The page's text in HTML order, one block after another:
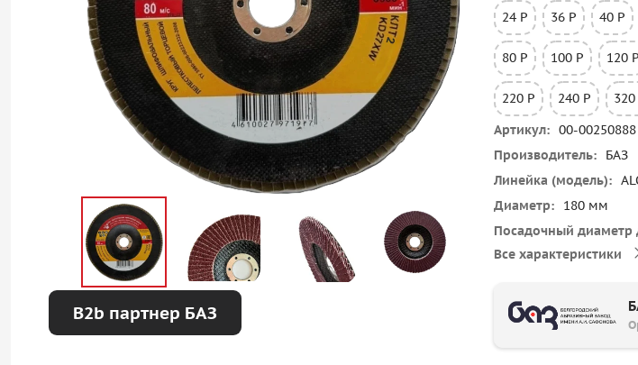
B2b партнер БАЗ
24 P 36 P 40 P
80 P 100 P 120 P
220 P 240 P 320
Артикул
00-00250888
Производитель
БАЗ
Линейка (модель)
Диаметр
180 мм
Посадочный диаметр
Все характеристики